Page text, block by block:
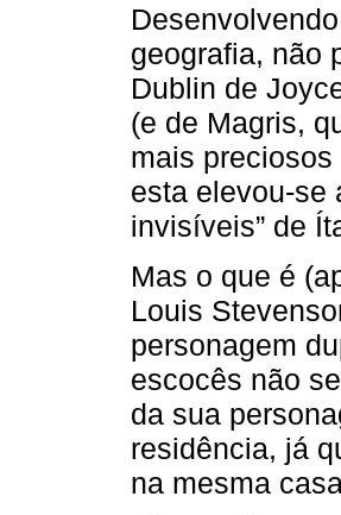
geografia, não
Dublin de
(e de Magris,
mais preciosos
esta elevou-se
invisíveis” de
Mas o que é
Louis
personagem
escocês não
da sua
residência, já
na mesma